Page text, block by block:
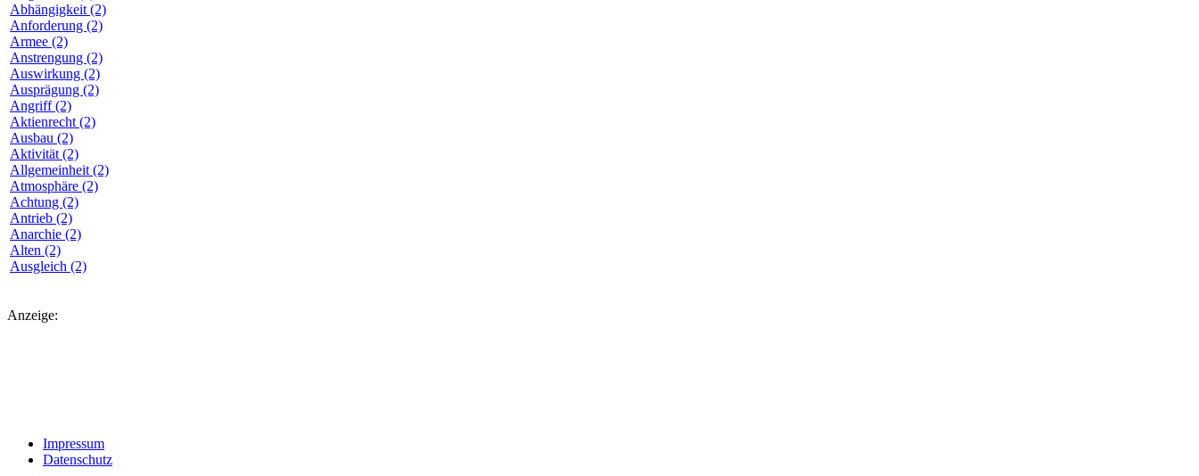
Abhängigkeit (2)
Anforderung (2)
Armee (2)
Anstrengung (2)
Auswirkung (2)
Ausprägung (2)
Angriff (2)
Aktienrecht (2)
Ausbau (2)
Aktivität (2)
Allgemeinheit (2)
Atmosphäre (2)
Achtung (2)
Antrieb (2)
Anarchie (2)
Alten (2)
Ausgleich (2)
Anzeige:
Impressum
Datenschutz